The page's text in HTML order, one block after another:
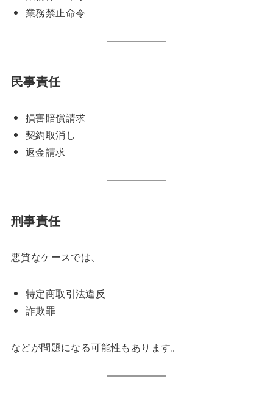
業務禁止命令
民事責任
損害賠償請求
契約取消し
返金請求
刑事責任
悪質なケースでは、
特定商取引法違反
詐欺罪
などが問題になる可能性もあります。